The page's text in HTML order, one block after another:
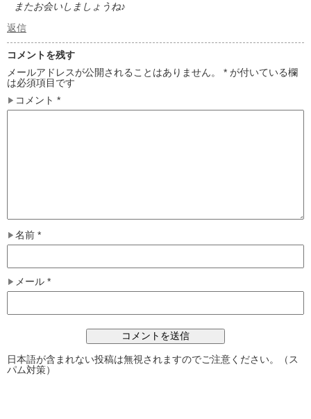
またお会いしましょうね♪
返信
コメントを残す
メールアドレスが公開されることはありません。
* が付いている欄
は必須項目です
コメント *
名前 *
メール *
日本語が含まれない投稿は無視されますのでご注意ください。（ス
パム対策）